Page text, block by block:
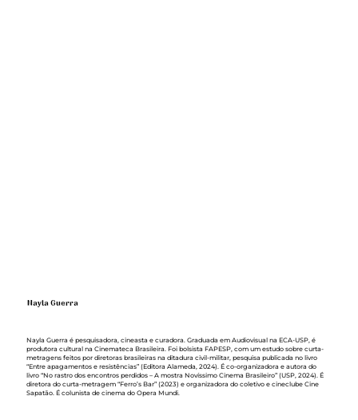
Nayla Guerra é pesquisadora, cineasta e curadora. Graduada em Audiovisual na ECA-USP, é
produtora cultural na Cinemateca Brasileira. Foi bolsista FAPESP, com um estudo sobre curta-
metragens feitos por diretoras brasileiras na ditadura civil-militar, pesquisa publicada no livro
“Entre apagamentos e resistências” (Editora Alameda, 2024). É co-organizadora e autora do
livro “No rastro dos encontros perdidos – A mostra Novíssimo Cinema Brasileiro” (USP, 2024). É
diretora do curta-metragem “Ferro’s Bar” (2023) e organizadora do coletivo e cineclube Cine
Sapatão. É colunista de cinema do Opera Mundi.
Nayla Guerra